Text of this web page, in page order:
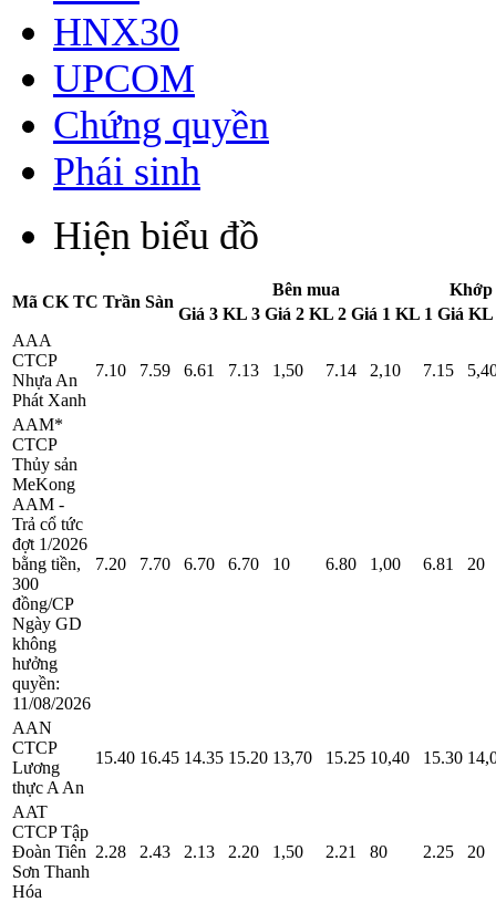
HNX30
UPCOM
Chứng quyền
Phái sinh
Hiện biểu đồ
Mã CK TC Trần Sàn
Bên mua
Khớp
Giá 3 KL 3 Giá 2 KL 2 Giá 1 KL 1 Giá KL
AAA
CTCP
Nhựa An
Phát Xanh
7.10 7.59 6.61 7.13 1,50 7.14 2,10 7.15
AAM*
CTCP
Thủy sản
MeKong
AAM -
Trả cổ tức
đợt 1/2026
bằng tiền,
300
đồng/CP
Ngày GD
không
hưởng
quyền:
11/08/2026
7.20 7.70 6.70 6.70 10 6.80 1,00 6.81 20
AAN
CTCP
Lương
thực A An
15.40 16.45 14.35 15.20 13,70 15.25 10,40 15.30
AAT
CTCP Tập
Đoàn Tiên
Sơn Thanh
Hóa
2.28 2.43 2.13 2.20 1,50 2.21 80 2.25 20